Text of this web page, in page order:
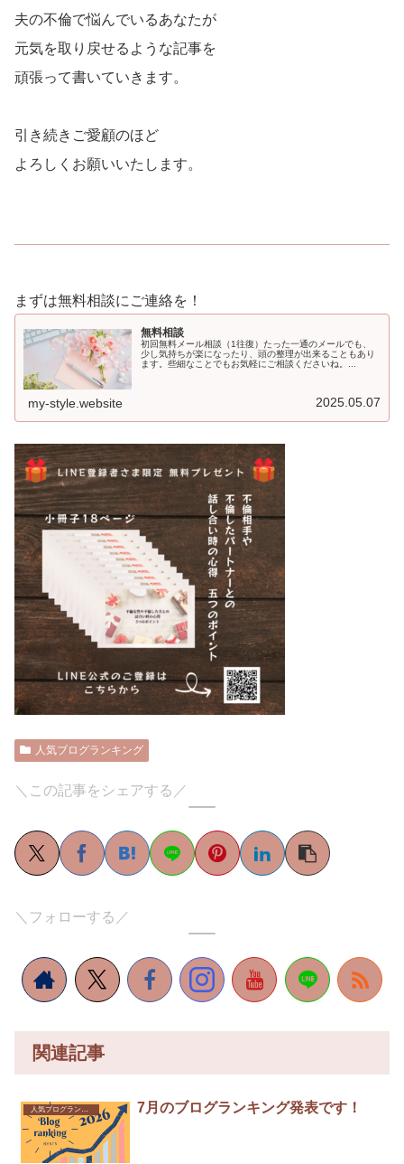
夫の不倫で悩んでいるあなたが
元気を取り戻せるような記事を
頑張って書いていきます。
引き続きご愛顧のほど
よろしくお願いいたします。
まずは無料相談にご連絡を！
無料相談
初回無料メール相談（1往復）たった一通のメールでも、
少し気持ちが楽になったり、頭の整理が出来ることもあり
ます。些細なことでもお気軽にご相談くださいね。...
my-style.website 2025.05.07
人気ブログランキング
＼この記事をシェアする／
＼フォローする／
関連記事
人気ブログランキング 7月のブログランキング発表です！